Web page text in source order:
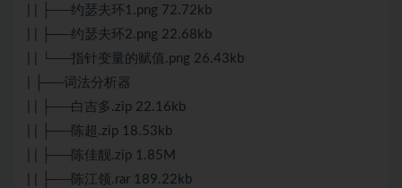
| | ├──约瑟夫环1.png 72.72kb
| | ├──约瑟夫环2.png 22.68kb
| | └──指针变量的赋值.png 26.43kb
| ├──词法分析器
| | ├──白吉多.zip 22.16kb
| | ├──陈超.zip 18.53kb
| | ├──陈佳靓.zip 1.85M
| | ├──陈江领.rar 189.22kb